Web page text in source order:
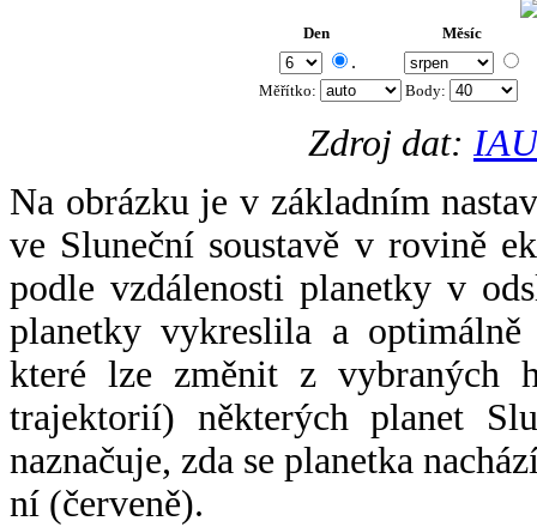
Den Měsíc
.
Měřítko: Body:
Zdroj dat:
Na obrázku je v základním
ve Sluneční soustavě v rovině
podle vzdálenosti planetky v
planetky vykreslila a
které lze změnit z vybraných
trajektorií) některých planet
naznačuje, zda se planetka
ní (červeně).